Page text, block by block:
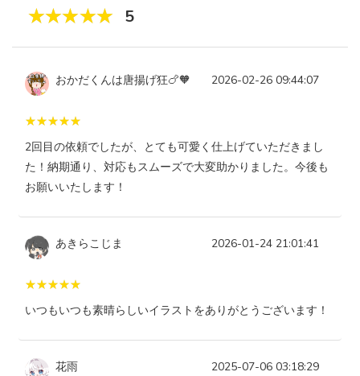
5
おかだくんは唐揚げ狂🍗🧡 2026-02-26 09:44:07
2回目の依頼でしたが、とても可愛く仕上げていただきまし
た！納期通り、対応もスムーズで大変助かりました。今後も
お願いいたします！
あきらこじま 2026-01-24 21:01:41
いつもいつも素晴らしいイラストをありがとうございます！
花雨 2025-07-06 03:18:29